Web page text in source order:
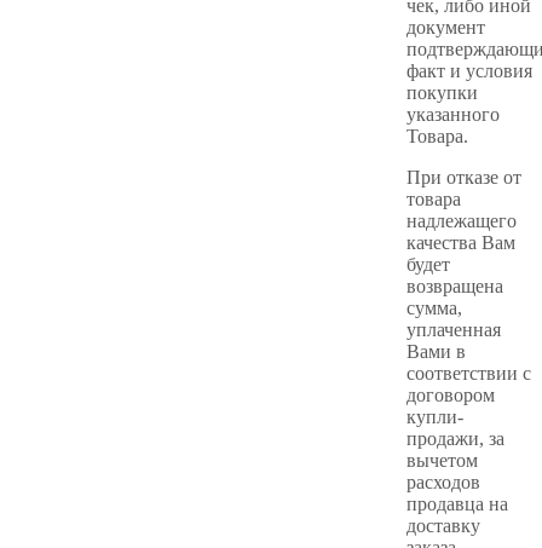
чек, либо иной
документ
факт и условия
покупки
указанного
Товара.
При отказе от
товара
надлежащего
качества Вам
будет
возвращена
сумма,
уплаченная
Вами в
соответствии с
договором
купли-
продажи, за
вычетом
расходов
продавца на
доставку